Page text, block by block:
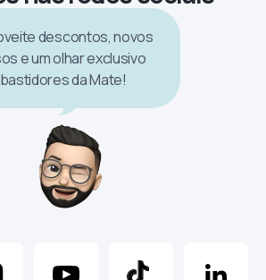
descontos, novos
e um olhar exclusivo
da Mate!